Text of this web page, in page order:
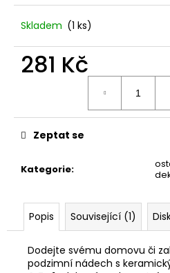
Skladem (1 ks)
281 Kč
Kategorie:
Zeptat se
Popis Související (1)
Dodejte svému domovu či
podzimní nádech s
RŮŽE
ANDĚL
Kč